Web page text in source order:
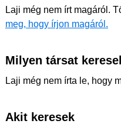
Laji még nem írt magáról.
meg, hogy írjon magáról.
Milyen társat
Laji még nem írta le, hogy
Akit keresek